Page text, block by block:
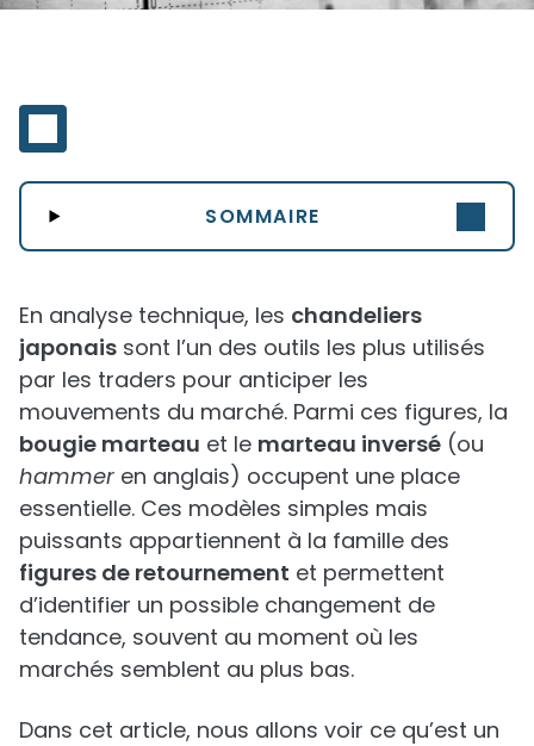
SOMMAIRE
En analyse technique, les chandeliers
japonais sont l’un des outils les plus utilisés
par les traders pour anticiper les
mouvements du marché. Parmi ces figures, la
bougie marteau et le marteau inversé (ou
hammer en anglais) occupent une place
essentielle. Ces modèles simples mais
puissants appartiennent à la famille des
figures de retournement et permettent
d’identifier un possible changement de
tendance, souvent au moment où les
marchés semblent au plus bas.
Dans cet article, nous allons voir ce qu’est un